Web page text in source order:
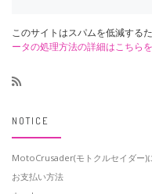
このサイトはスパムを低減する
ータの処理方法の詳細はこちら
NOTICE
MotoCrusader(モトクルセイダー)
お支払い方法